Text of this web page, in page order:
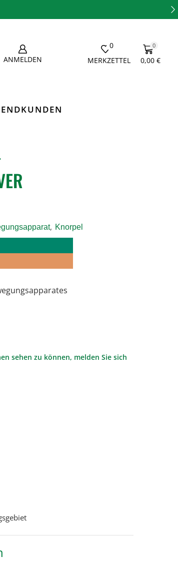
ANMELDEN
0
MERKZETTEL
0
0,00 €
ENDKUNDEN
, Knorpel
sehen zu können, melden Sie sich